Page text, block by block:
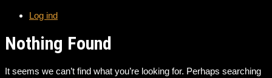
Log ind
Nothing Found
It seems we can’t find what you’re looking for. Perhaps searching